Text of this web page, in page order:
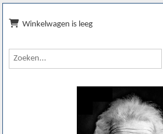
Winkelwagen is leeg